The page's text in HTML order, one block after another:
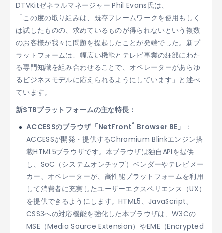
DTVKitゼネラルマネージャー Phil Evans氏は、
「この度の取り組みは、既存フレームワークを使用もしく
は試したものの、求めているものが得られないという複数
のお客様が我々に問題を提起したことが発端でした。新プ
ラットフォームは、幅広い機能とテレビ事業の細部にわた
る専門知識を組み合わせることで、オペレーターがあらゆ
るビジネスモデルに応えられるようにしています」と述べ
ています。
新STBプラットフォームの主な特長：
ACCESSのブラウザ「NetFront® Browser BE」
：
ACCESSが開発・提供するChromium Blinkエンジン搭
載HTML5ブラウザです。本ブラウザは独自APIを提供
し、SoC（システムオンチップ）ベンダーやテレビメー
カー、オペレーターが、高性能プラットフォームを利用
して消費者に充実したユーザーエクスペリエンス（UX）
を提供できるようにします。HTML5、JavaScript、
CSS3への対応機能を強化した本ブラウザは、W3Cの
MSE（Media Source Extension）やEME（Encrypted